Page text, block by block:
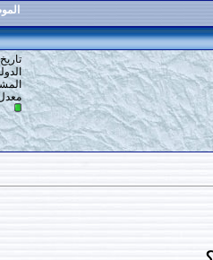
الماسونية والسحر
#
3
تاريخ التسجيل: 02-12-2014
الدولة: الجزائر
المشاركات: 1,262
معدل تقييم المستوى: 13